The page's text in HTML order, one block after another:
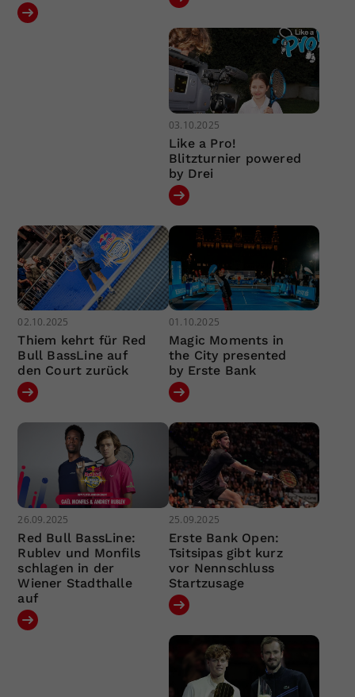
03.10.2025
Like a Pro!
Blitzturnier powered
by Drei
02.10.2025
Thiem kehrt für Red
Bull BassLine auf
den Court zurück
01.10.2025
Magic Moments in
the City presented
by Erste Bank
26.09.2025
Red Bull BassLine:
Rublev und Monfils
schlagen in der
Wiener Stadthalle
auf
25.09.2025
Erste Bank Open:
Tsitsipas gibt kurz
vor Nennschluss
Startzusage